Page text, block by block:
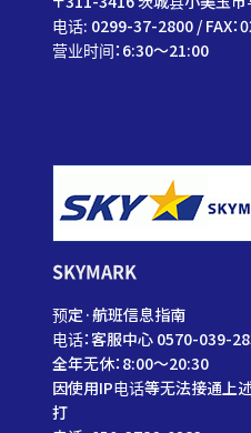
电话: 0299-37-2800 / FAX
营业时间：6:30〜21:00
SKYMARK
预定·航班信息指南
电话：客服中心 0570-039-
全年无休：8:00～20:30
因使用IP电话等无法接通上
打